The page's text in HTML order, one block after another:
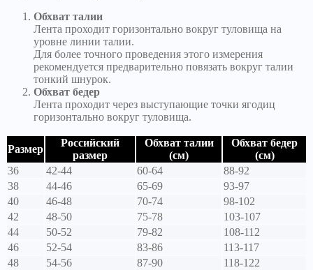
Обхват талии
Лента проходит горизонтально вокруг туловища на
уровне линии талии.
Для более точного проведения этого измерения
рекомендуется предварительно повязать вокруг талии
тонкий шнурок.
Обхват бедер
Лента проходит через выступающие точки ягодиц
горизонтально вокруг туловища.
Размер
Российский
размер
Обхват талии
(см)
Обхват бедер
(см)
36
42-44 60-64
88-92
38
44-46 65-69
93-97
40
46-48 70-74
98-102
42
48-50 75-78
103-107
44
50-52 79-82
108-112
46
52-54 83-86
113-117
48
54-56 87-90
118-122